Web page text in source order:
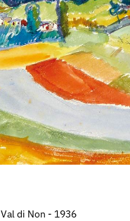
Val di Non - 1936